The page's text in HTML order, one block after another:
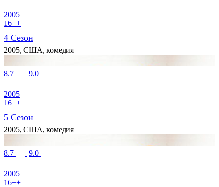
2005
16++
4 Сезон
2005, США, комедия
8.7 9.0
2005
16++
5 Сезон
2005, США, комедия
8.7 9.0
2005
16++